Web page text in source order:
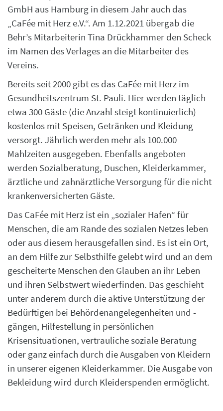
GmbH aus Hamburg in diesem Jahr auch das
„CaFée mit Herz e.V.“. Am 1.12.2021 übergab die
Behr’s Mitarbeiterin Tina Drückhammer den Scheck
im Namen des Verlages an die Mitarbeiter des
Vereins.
Bereits seit 2000 gibt es das CaFée mit Herz im
Gesundheitszentrum St. Pauli. Hier werden täglich
etwa 300 Gäste (die Anzahl steigt kontinuierlich)
kostenlos mit Speisen, Getränken und Kleidung
versorgt. Jährlich werden mehr als 100.000
Mahlzeiten ausgegeben. Ebenfalls angeboten
werden Sozialberatung, Duschen, Kleiderkammer,
ärztliche und zahnärztliche Versorgung für die nicht
krankenversicherten Gäste.
Das CaFée mit Herz ist ein „sozialer Hafen“ für
Menschen, die am Rande des sozialen Netzes leben
oder aus diesem herausgefallen sind. Es ist ein Ort,
an dem Hilfe zur Selbsthilfe gelebt wird und an dem
gescheiterte Menschen den Glauben an ihr Leben
und ihren Selbstwert wiederfinden. Das geschieht
unter anderem durch die aktive Unterstützung der
Bedürftigen bei Behördenangelegenheiten und -
gängen, Hilfestellung in persönlichen
Krisensituationen, vertrauliche soziale Beratung
oder ganz einfach durch die Ausgaben von Kleidern
in unserer eigenen Kleiderkammer. Die Ausgabe von
Bekleidung wird durch Kleiderspenden ermöglicht.